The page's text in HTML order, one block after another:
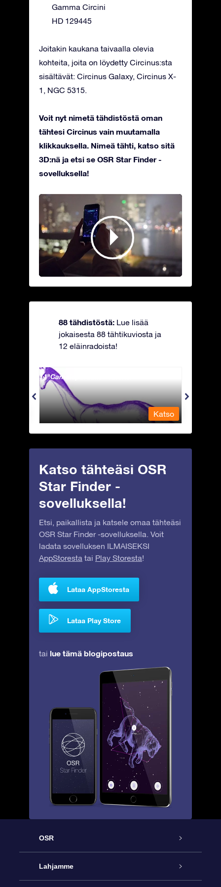
Gamma Circini
HD 129445
Joitakin kaukana taivaalla olevia
kohteita, joita on löydetty Circinus:sta
sisältävät: Circinus Galaxy, Circinus X-
1, NGC 5315.
Voit nyt nimetä tähdistöstä oman
tähtesi Circinus vain muutamalla
klikkauksella. Nimeä tähti, katso sitä
3D:nä ja etsi se OSR Star Finder -
sovelluksella!
88 tähdistöstä: Lue lisää
jokaisesta 88 tähtikuviosta ja
12 eläinradoista!
Camelopardalis - Kirahvi
Katso
Katso tähteäsi OSR
Star Finder -
sovelluksella!
Etsi, paikallista ja katsele omaa tähteäsi
OSR Star Finder -sovelluksella. Voit
ladata sovelluksen ILMAISEKSI
AppStoresta tai Play Storesta!
Lataa AppStoresta
Lataa Play Store
tai lue tämä blogipostaus
OSR
Palvelu
Lahjamme